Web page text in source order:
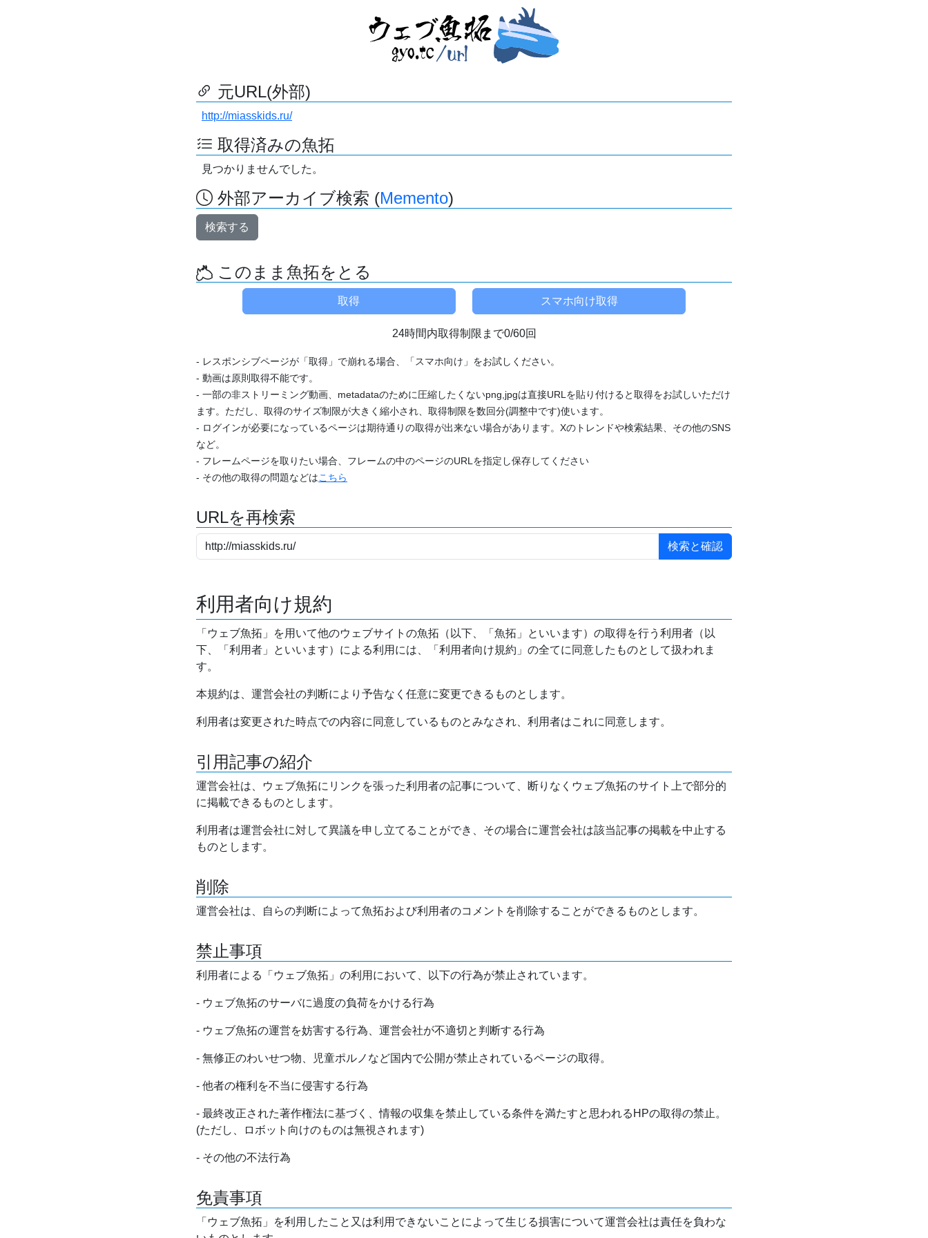
元URL(外部)
http://miasskids.ru/
取得済みの魚拓
見つかりませんでした。
外部アーカイブ検索 (Memento)
検索する
このまま魚拓をとる
24時間内取得制限まで0/60回
- レスポンシブページが「取得」で崩れる場合、「スマホ向け」をお試しください。
- 動画は原則取得不能です。
- 一部の非ストリーミング動画、metadataのために圧縮したくないpng,jpgは直接URLを貼り付けると取得をお試しいただけ
ます。ただし、取得のサイズ制限が大きく縮小され、取得制限を数回分(調整中です)使います。
- ログインが必要になっているページは期待通りの取得が出来ない場合があります。Xのトレンドや検索結果、その他のSNS
など。
- フレームページを取りたい場合、フレームの中のページのURLを指定し保存してください
- その他の取得の問題などはこちら
URLを再検索
利用者向け規約
「ウェブ魚拓」を用いて他のウェブサイトの魚拓（以下、「魚拓」といいます）の取得を行う利用者（以
下、「利用者」といいます）による利用には、「利用者向け規約」の全てに同意したものとして扱われま
す。
本規約は、運営会社の判断により予告なく任意に変更できるものとします。
利用者は変更された時点での内容に同意しているものとみなされ、利用者はこれに同意します。
引用記事の紹介
運営会社は、ウェブ魚拓にリンクを張った利用者の記事について、断りなくウェブ魚拓のサイト上で部分的
に掲載できるものとします。
利用者は運営会社に対して異議を申し立てることができ、その場合に運営会社は該当記事の掲載を中止する
ものとします。
削除
運営会社は、自らの判断によって魚拓および利用者のコメントを削除することができるものとします。
禁止事項
利用者による「ウェブ魚拓」の利用において、以下の行為が禁止されています。
- ウェブ魚拓のサーバに過度の負荷をかける行為
- ウェブ魚拓の運営を妨害する行為、運営会社が不適切と判断する行為
- 無修正のわいせつ物、児童ポルノなど国内で公開が禁止されているページの取得。
- 他者の権利を不当に侵害する行為
- 最終改正された著作権法に基づく、情報の収集を禁止している条件を満たすと思われるHPの取得の禁止。
(ただし、ロボット向けのものは無視されます)
- その他の不法行為
免責事項
「ウェブ魚拓」を利用したこと又は利用できないことによって生じる損害について運営会社は責任を負わな